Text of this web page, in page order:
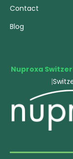
Contact
Blog
Nuproxa
|